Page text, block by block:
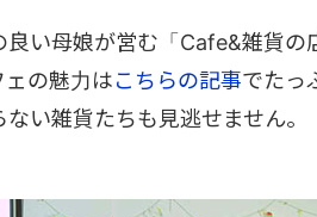
い母娘が営む「Cafe&雑貨の
ェの魅力はこちらの記事でたっ
い雑貨たちも見逃せません。